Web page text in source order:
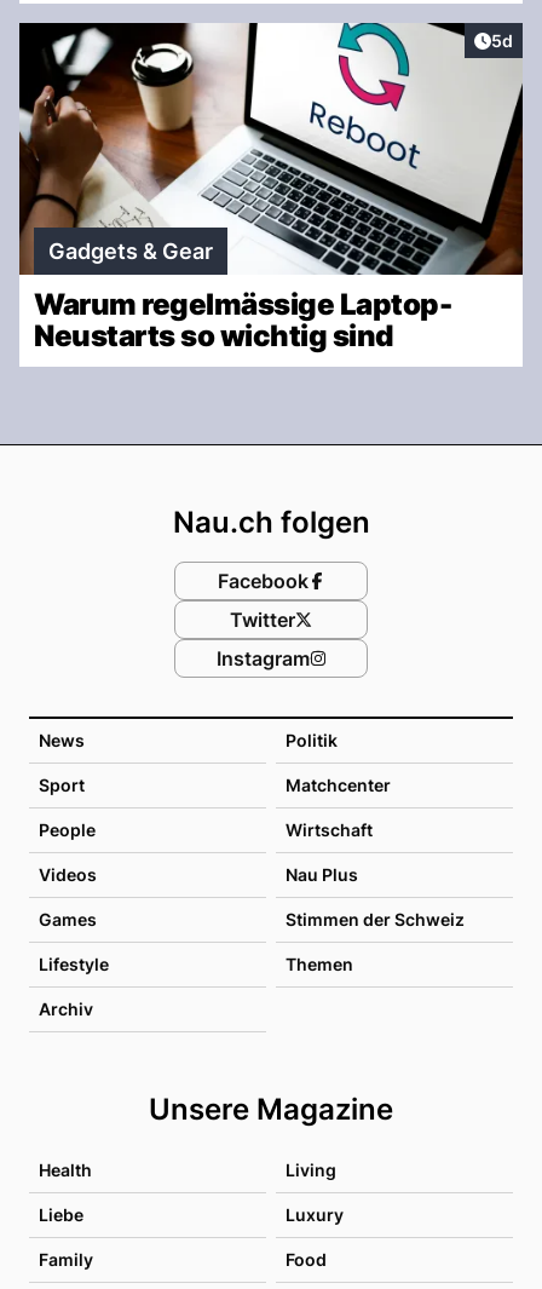
5d
Gadgets & Gear
Warum regelmässige Laptop-
Neustarts so wichtig sind
News Politik
Sport Matchcenter
People Wirtschaft
Videos Nau Plus
Games Stimmen der Schweiz
Lifestyle Themen
Archiv
Unsere Magazine
Health Living
Liebe Luxury
Family Food
Nau.ch folgen
Facebook
Twitter
Instagram